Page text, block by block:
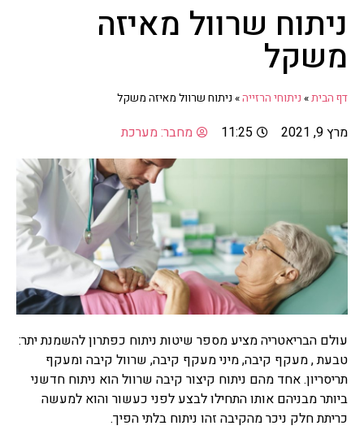
ניתוח שרוול מאיזה
משקל
דף הבית» ניתוחי הרזייה» ניתוח שרוול מאיזה משקל
מרץ 9, 2021 11:25 מחבר:מערכת
עולם הבריאטריה מציע מספר שיטות ניתוח כפתרון להשמנת יתר:
טבעת , מעקף קיבה, מיני מעקף קיבה, שרוול קיבה ומעקף
תריסריון. אחד מהם ניתוח קיצור קיבה שרוול הוא ניתוח חדשני
ביותר מבניהם אותו התחילו לבצע לפני כעשור והוא למעשה
כריתת חלק ניכר מהקיבה זהו ניתוח בלתי הפיך.